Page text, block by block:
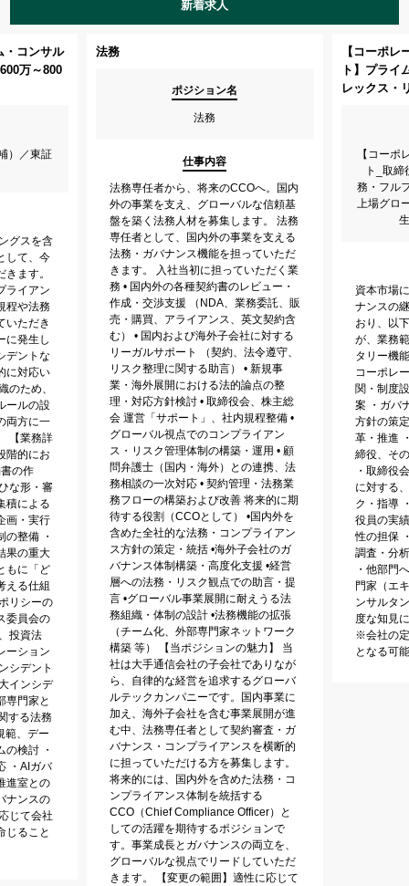
新着求人
・コンサル
万～800
）／東証
グスを含
して、今
ます。
ライアン
程や法務
いただき
に発生し
デントな
に対応い
のため、
ールの設
両方に一
【業務詳
階的にお
の作
な形・審
積による
画・実行
の整備 ・
果の重大
もに「ど
える仕組
リシーの
委員会の
投資法
ーション
シデント
インシデ
専門家と
する法務
範、デー
の検討 ・
・AIガバ
進室との
ナンスの
じて会社
じること
法務
ポジション名
法務
仕事内容
法務専任者から、将来のCCOへ。国内
外の事業を支え、グローバルな信頼基
盤を築く法務人材を募集します。 法務
専任者として、国内外の事業を支える
法務・ガバナンス機能を担っていただ
きます。 入社当初に担っていただく業
務 • 国内外の各種契約書のレビュー・
作成・交渉支援 （NDA、業務委託、販
売・購買、アライアンス、英文契約含
む） • 国内および海外子会社に対する
リーガルサポート （契約、法令遵守、
リスク整理に関する助言） • 新規事
業・海外展開における法的論点の整
理・対応方針検討 • 取締役会、株主総
会 運営「サポート」、社内規程整備 •
グローバル視点でのコンプライアン
ス・リスク管理体制の構築・運用 • 顧
問弁護士（国内・海外）との連携、法
務相談の一次対応 • 契約管理・法務業
務フローの構築および改善 将来的に期
待する役割（CCOとして） •国内外を
含めた全社的な法務・コンプライアン
ス方針の策定・統括 •海外子会社のガ
バナンス体制構築・高度化支援 •経営
層への法務・リスク観点での助言・提
言 •グローバル事業展開に耐えうる法
務組織・体制の設計 •法務機能の拡張
（チーム化、外部専門家ネットワーク
構築 等） 【当ポジションの魅力】 当
社は大手通信会社の子会社でありなが
ら、自律的な経営を追求するグローバ
ルテックカンパニーです。国内事業に
加え、海外子会社を含む事業展開が進
む中、法務専任者として契約審査・ガ
バナンス・コンプライアンスを横断的
に担っていただける方を募集します。
将来的には、国内外を含めた法務・コ
ンプライアンス体制を統括する
CCO（Chief Compliance Officer）と
しての活躍を期待するポジションで
す。事業成長とガバナンスの両立を、
グローバルな視点でリードしていただ
きます。 【変更の範囲】適性に応じて
【コーポレ
ト】プライ
レックス・
【コーポ
ト_取
務・フル
上場グロ
資本市場
ナンスの
おり、以
が、業務
タリー機
コーポレ
関・制度
案 ・ガバ
方針の策
革・推進
締役、そ
・取締役
に対する
ク・指導
役員の実
性の担保
調査・分
・他部門
門家（エ
ンサルタ
度な知見
※会社の
となる可